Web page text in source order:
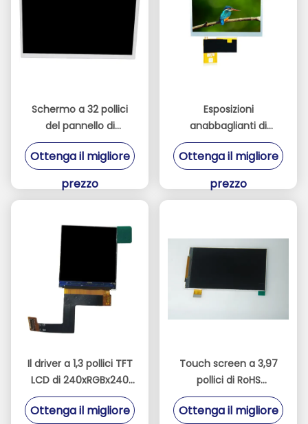
Schermo a 32 pollici
del pannello di
risoluzione dei moduli
2K di TFT LCD
Ottenga il migliore
prezzo
Esposizioni
anabbaglianti di
480*272 TFT LCD per
la console del gioco o
Ottenga il migliore
prezzo
Il driver a 1,3 pollici TFT
LCD di 240xRGBx240
ST7789V visualizza
Ottenga il migliore
Touch screen a 3,97
pollici di RoHS
480X800 Mipi Dsi con
bianco 8 LED
Ottenga il migliore